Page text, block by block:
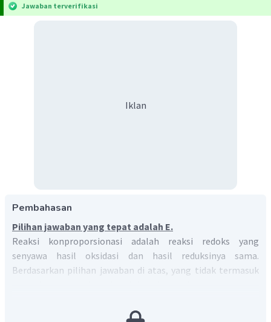
Jawaban terverifikasi
Iklan
Pembahasan
Pilihan jawaban yang tepat adalah E.
Reaksi konproporsionasi adalah reaksi redoks yang
senyawa hasil oksidasi dan hasil reduksinya sama.
Berdasarkan pilihan jawaban di atas, yang tidak termasuk
OH−